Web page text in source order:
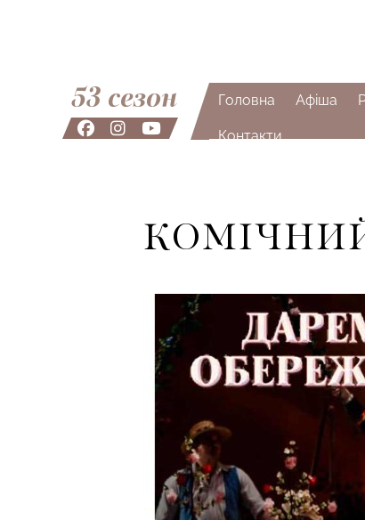
53 сезон Головна Афіша
Контакти